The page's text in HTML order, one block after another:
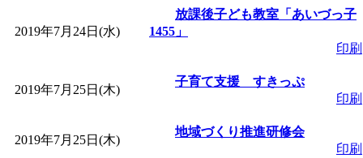
2019年7月24日(水)
放課後子ども教室「あいづっ子
1455」
印刷
2019年7月25日(木)
子育て支援 すきっぷ
印刷
2019年7月25日(木)
地域づくり推進研修会
印刷